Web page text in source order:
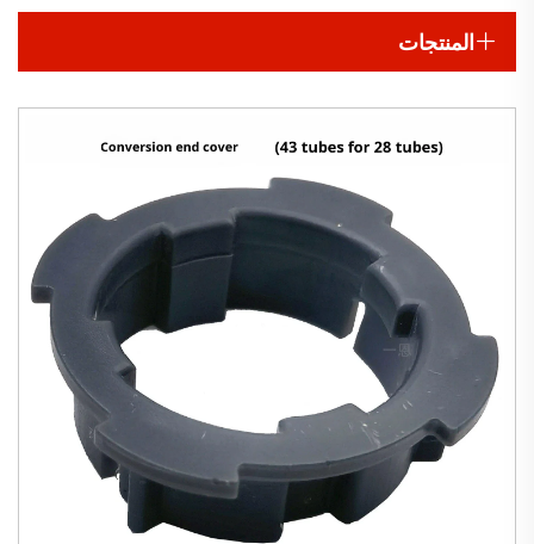
المنتجات